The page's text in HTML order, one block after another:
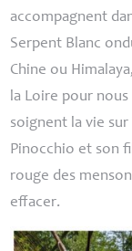
accompagnent
Serpent Blanc
Chine ou
la Loire pour
soignent la vie
Pinocchio et son
rouge des
effacer.